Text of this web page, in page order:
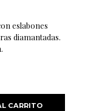
eslabones
diamantadas.
CARRITO